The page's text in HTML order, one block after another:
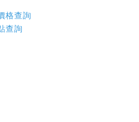
格查詢
查詢